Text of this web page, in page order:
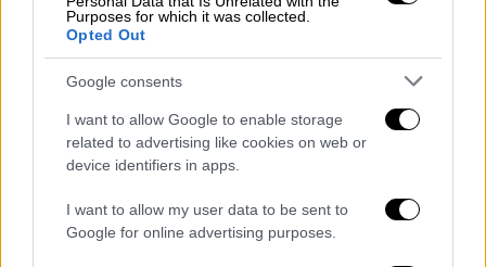
Purposes for which it was collected.
Opted Out
Google consents
I want to allow Google to enable storage
related to advertising like cookies on web or
device identifiers in apps.
I want to allow my user data to be sent to
Google for online advertising purposes.
Στιγμιότυπο από την εκδήλωση
Η Ακρόπολη ως ιδέα